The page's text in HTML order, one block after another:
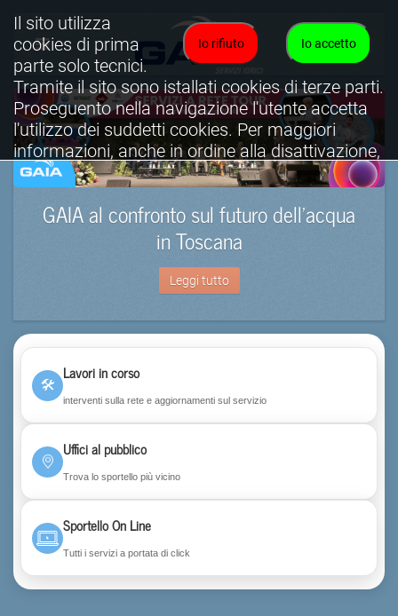
GAIA al confronto sul futuro dell’acqua
in Toscana
Leggi tutto
🛠
Lavori in corso
interventi sulla rete e aggiornamenti sul servizio
Uffici al pubblico
Trova lo sportello più vicino
Sportello On Line
Tutti i servizi a portata di click
Io accetto
Io rifiuto
Il sito utilizza
cookies di prima
parte solo tecnici.
Tramite il sito sono istallati cookies di terze parti.
Proseguento nella navigazione l'utente accetta
l'utilizzo dei suddetti cookies. Per maggiori
informazioni, anche in ordine alla disattivazione,
è possibile consultare l'informativa cookies
completa.
Visualizza informativa completa.